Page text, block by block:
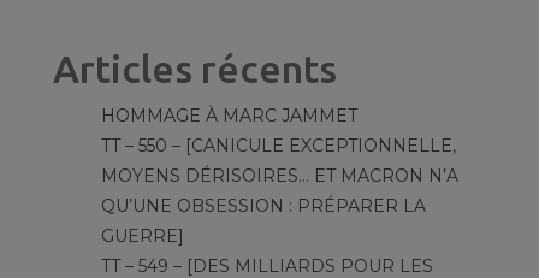
Articles récents
HOMMAGE À MARC JAMMET
TT – 550 – [CANICULE EXCEPTIONNELLE,
MOYENS DÉRISOIRES… ET MACRON N’A
QU’UNE OBSESSION : PRÉPARER LA
GUERRE]
TT – 549 – [DES MILLIARDS POUR LES